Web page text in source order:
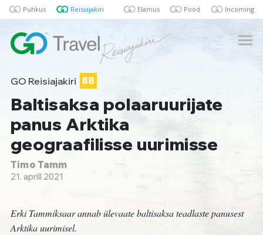
Puhkus Reisiajakiri Elamus Pood Incoming
GO Reisiajakiri 88
Baltisaksa polaaruurijate
panus Arktika
geograafilisse uurimisse
Timo Tamm
21. aprill 2021
Erki Tammiksaar annab ülevaate baltisaksa teadlaste panusest
Arktika uurimisel.